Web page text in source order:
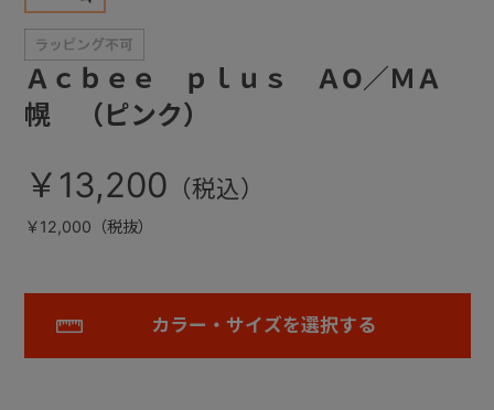
Ａｃｂｅｅ ｐｌｕｓ ＡO／ＭＡ
幌 （ピンク）
￥13,200
￥12,000（税抜）
カラー・サイズを選択する